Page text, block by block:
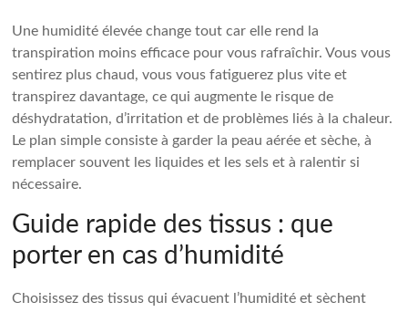
Une humidité élevée change tout car elle rend la
transpiration moins efficace pour vous rafraîchir. Vous vous
sentirez plus chaud, vous vous fatiguerez plus vite et
transpirez davantage, ce qui augmente le risque de
déshydratation, d’irritation et de problèmes liés à la chaleur.
Le plan simple consiste à garder la peau aérée et sèche, à
remplacer souvent les liquides et les sels et à ralentir si
nécessaire.
Guide rapide des tissus : que
porter en cas d’humidité
Choisissez des tissus qui évacuent l’humidité et sèchent